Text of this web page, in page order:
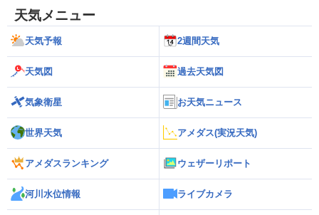
天気メニュー
天気予報 2週間天気
天気図 過去天気図
気象衛星 お天気ニュース
世界天気 アメダス(実況天気)
アメダスランキング ウェザーリポート
河川水位情報 ライブカメラ